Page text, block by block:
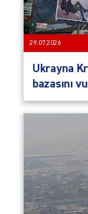
29.07.2026
Ukrayna
bazasını